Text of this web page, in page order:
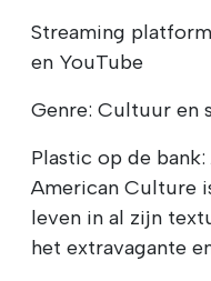
Streaming
en YouTube
Genre: Cultuur en
Plastic op de
American Culture
leven in al zijn
het extravagante